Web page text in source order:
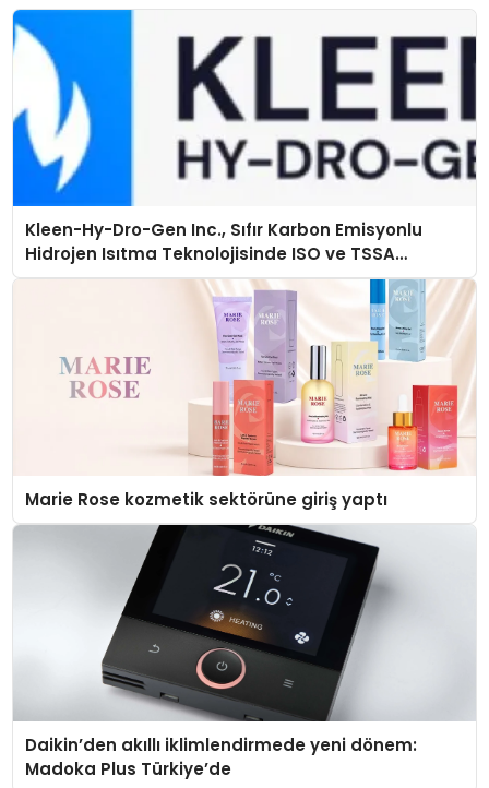
Kleen-Hy-Dro-Gen Inc., Sıfır Karbon Emisyonlu
Hidrojen Isıtma Teknolojisinde ISO ve TSSA
Düzenleyici Onaylarını Aldı
Marie Rose kozmetik sektörüne giriş yaptı
Daikin’den akıllı iklimlendirmede yeni dönem:
Madoka Plus Türkiye’de